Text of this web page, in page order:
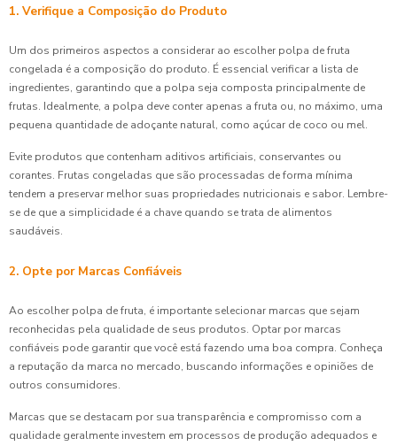
1. Verifique a Composição do Produto
Um dos primeiros aspectos a considerar ao escolher polpa de fruta
congelada é a composição do produto. É essencial verificar a lista de
ingredientes, garantindo que a polpa seja composta principalmente de
frutas. Idealmente, a polpa deve conter apenas a fruta ou, no máximo, uma
pequena quantidade de adoçante natural, como açúcar de coco ou mel.
Evite produtos que contenham aditivos artificiais, conservantes ou
corantes. Frutas congeladas que são processadas de forma mínima
tendem a preservar melhor suas propriedades nutricionais e sabor. Lembre-
se de que a simplicidade é a chave quando se trata de alimentos
saudáveis.
2. Opte por Marcas Confiáveis
Ao escolher polpa de fruta, é importante selecionar marcas que sejam
reconhecidas pela qualidade de seus produtos. Optar por marcas
confiáveis pode garantir que você está fazendo uma boa compra. Conheça
a reputação da marca no mercado, buscando informações e opiniões de
outros consumidores.
Marcas que se destacam por sua transparência e compromisso com a
qualidade geralmente investem em processos de produção adequados e